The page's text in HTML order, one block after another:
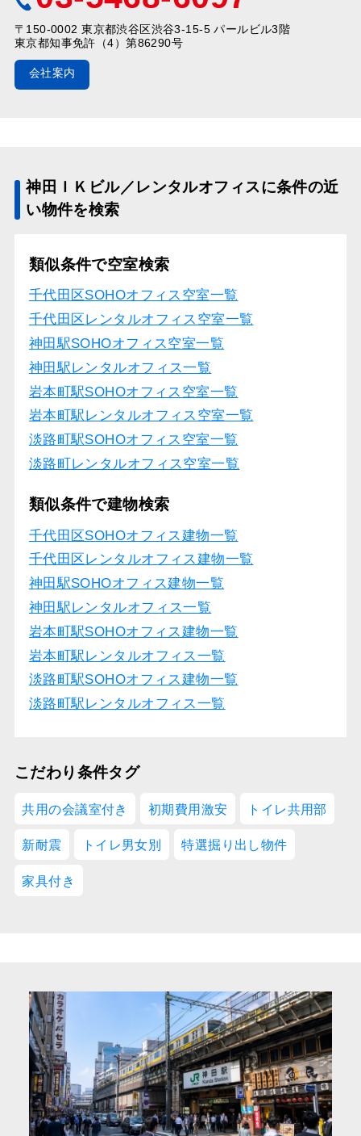
〒150-0002 東京都渋谷区渋谷3-15-5 パールビル3階
東京都知事免許（4）第86290号
会社案内
神田ＩＫビル／レンタルオフィスに条件の近
い物件を検索
類似条件で空室検索
千代田区SOHOオフィス空室一覧
千代田区レンタルオフィス空室一覧
神田駅SOHOオフィス空室一覧
神田駅レンタルオフィス一覧
岩本町駅SOHOオフィス空室一覧
岩本町駅レンタルオフィス空室一覧
淡路町駅SOHOオフィス空室一覧
淡路町レンタルオフィス空室一覧
類似条件で建物検索
千代田区SOHOオフィス建物一覧
千代田区レンタルオフィス建物一覧
神田駅SOHOオフィス建物一覧
神田駅レンタルオフィス一覧
岩本町駅SOHOオフィス建物一覧
岩本町駅レンタルオフィス一覧
淡路町駅SOHOオフィス建物一覧
淡路町駅レンタルオフィス一覧
こだわり条件タグ
共用の会議室付き 初期費用激安 トイレ共用部
新耐震 トイレ男女別 特選掘り出し物件
家具付き